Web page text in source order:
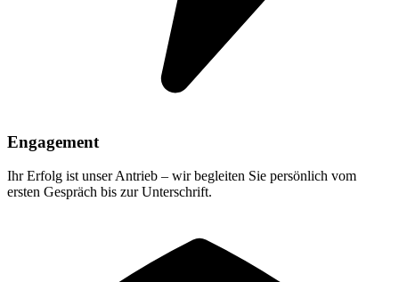
Engagement
Ihr Erfolg ist unser Antrieb – wir begleiten Sie persönlich vom
ersten Gespräch bis zur Unterschrift.